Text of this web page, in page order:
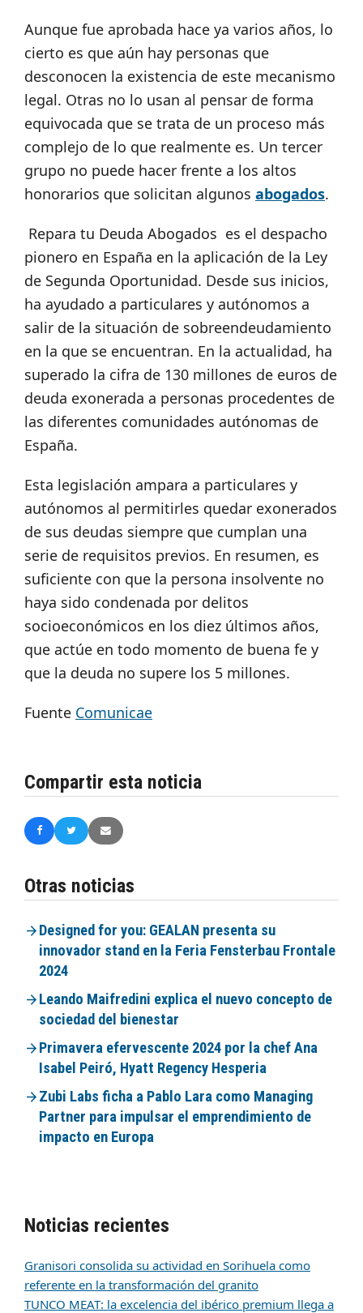
Aunque fue aprobada hace ya varios años, lo
cierto es que aún hay personas que
desconocen la existencia de este mecanismo
legal. Otras no lo usan al pensar de forma
equivocada que se trata de un proceso más
complejo de lo que realmente es. Un tercer
grupo no puede hacer frente a los altos
honorarios que solicitan algunos abogados.
Repara tu Deuda Abogados es el despacho
pionero en España en la aplicación de la Ley
de Segunda Oportunidad. Desde sus inicios,
ha ayudado a particulares y autónomos a
salir de la situación de sobreendeudamiento
en la que se encuentran. En la actualidad, ha
superado la cifra de 130 millones de euros de
deuda exonerada a personas procedentes de
las diferentes comunidades autónomas de
España.
Esta legislación ampara a particulares y
autónomos al permitirles quedar exonerados
de sus deudas siempre que cumplan una
serie de requisitos previos. En resumen, es
suficiente con que la persona insolvente no
haya sido condenada por delitos
socioeconómicos en los diez últimos años,
que actúe en todo momento de buena fe y
que la deuda no supere los 5 millones.
Fuente Comunicae
Compartir esta noticia
Otras noticias
Designed for you: GEALAN presenta su
innovador stand en la Feria Fensterbau Frontale
2024
Leando Maifredini explica el nuevo concepto de
sociedad del bienestar
Primavera efervescente 2024 por la chef Ana
Isabel Peiró, Hyatt Regency Hesperia
Zubi Labs ficha a Pablo Lara como Managing
Partner para impulsar el emprendimiento de
impacto en Europa
Noticias recientes
Granisori consolida su actividad en Sorihuela como
referente en la transformación del granito
TUNCO MEAT: la excelencia del ibérico premium llega a